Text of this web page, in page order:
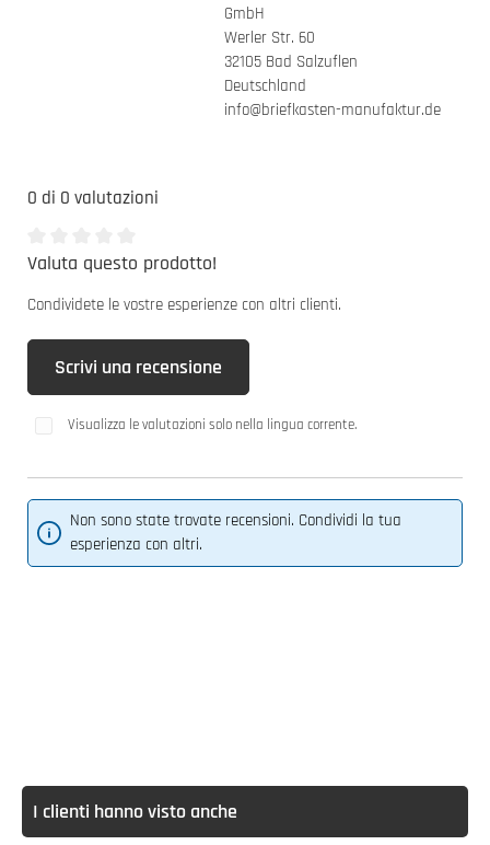
GmbH
Werler Str. 60
32105 Bad Salzuflen
Deutschland
info@briefkasten-manufaktur.de
0 di 0 valutazioni
Valutazione media di 0 da 5 stelle
Valuta questo prodotto!
Condividete le vostre esperienze con altri clienti.
Scrivi una recensione
Visualizza le valutazioni solo nella lingua corrente.
Non sono state trovate recensioni. Condividi la tua
esperienza con altri.
I clienti hanno visto anche